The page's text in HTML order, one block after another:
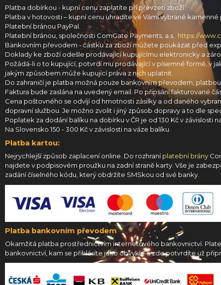
Platba dobírkou - kupní cenu zaplatíte při převzetí zboží.
Platba v hotovosti – kupní cenu uhradíte ve Vámi vybrané
Platební bránou PayPal.
Platební bránou, společnosti ComGate Payments, a.s. https://
Bankovním převodem - částku za zboží můžete poukázat před
Doklady ke zboží odešle prodávající kupujícímu elektronicky a
Požádá-li o to kupující, potvrdí mu prodávající v písemné formě, v
jakým způsobem může kupující práva z nich uplatnit.
Do zahraničí je platba možná pouze bankovním převodem,
Faktura bude zaslána na uvedený email. Po připsání fakturované
Cena poštovného se odvíjí od hmotnosti zásilky a od daného
dopravní službou. Je možno zvolit i jiný způsob dopravy a to dle
Poplatek za dodání balíku na dobírku v ČR je od 130 Kč v závislosti
Na Slovensko 150 - 300 Kč v závislosti na váze balíku.
Platba kartou:
Nejrychlejší způsob zaplacení online. Do rozhraníplatební brány
najdete v podpisovém proužku na zadní straně karty. Vše je
zadání číselného kódu, který obdržíte SMSkou od své banky.
Platba bankovním převodem
Okamžitá platba prostřednictvím internetového bankovnictví.
bankovnictví, kam se přihlásíte jako obvykle a zde potvrdíte už